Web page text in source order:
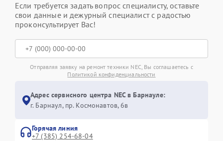
Если требуется задать вопрос специалисту, оставьте
свои данные и дежурный специалист с радостью
проконсультирует Вас!
Отправляя заявку на ремонт техники NEC, Вы соглашаетесь с
Политикой конфиденциальности
Адрес сервисного центра NEC в Барнауле:
г. Барнаул, ​пр. Космонавтов, 6в
Горячая линия
+7 (385) 254-68-04